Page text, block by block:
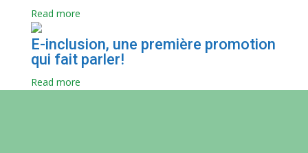
Read more
E-inclusion, une première promotion
qui fait parler!
Read more